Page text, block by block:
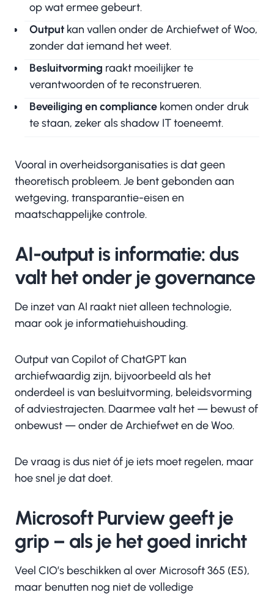
op wat ermee gebeurt.
Output kan vallen onder de Archiefwet of Woo,
zonder dat iemand het weet.
Besluitvorming raakt moeilijker te
verantwoorden of te reconstrueren.
Beveiliging en compliance komen onder druk
te staan, zeker als shadow IT toeneemt.
Vooral in overheidsorganisaties is dat geen
theoretisch probleem. Je bent gebonden aan
wetgeving, transparantie-eisen en
maatschappelijke controle.
AI-output is informatie: dus
valt het onder je governance
De inzet van AI raakt niet alleen technologie,
maar ook je informatiehuishouding.
Output van Copilot of ChatGPT kan
archiefwaardig zijn, bijvoorbeeld als het
onderdeel is van besluitvorming, beleidsvorming
of adviestrajecten. Daarmee valt het — bewust of
onbewust — onder de Archiefwet en de Woo.
De vraag is dus niet óf je iets moet regelen, maar
hoe snel je dat doet.
Microsoft Purview geeft je
grip – als je het goed inricht
Veel CIO’s beschikken al over Microsoft 365 (E5),
maar benutten nog niet de volledige